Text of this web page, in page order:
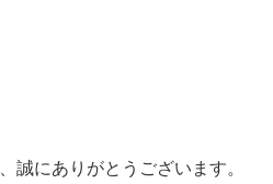
誠にありがとうございます。